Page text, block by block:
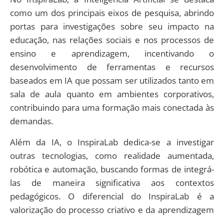
como um dos principais eixos de pesquisa, abrindo
portas para investigações sobre seu impacto na
educação, nas relações sociais e nos processos de
ensino e aprendizagem, incentivando o
desenvolvimento de ferramentas e recursos
baseados em IA que possam ser utilizados tanto em
sala de aula quanto em ambientes corporativos,
contribuindo para uma formação mais conectada às
demandas.
Além da IA, o InspiraLab dedica-se a investigar
outras tecnologias, como realidade aumentada,
robótica e automação, buscando formas de integrá-
las de maneira significativa aos contextos
pedagógicos. O diferencial do InspiraLab é a
valorização do processo criativo e da aprendizagem